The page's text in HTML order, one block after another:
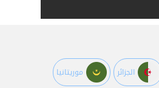
الجزائر موريتانيا